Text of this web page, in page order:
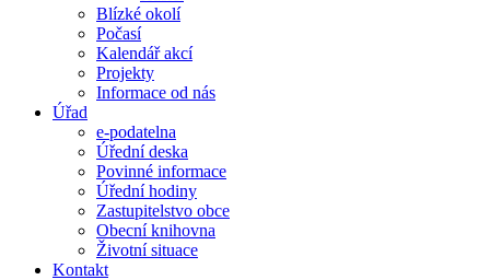
Blízké okolí
Počasí
Kalendář akcí
Projekty
Informace od nás
Úřad
e-podatelna
Úřední deska
Povinné informace
Úřední hodiny
Zastupitelstvo obce
Obecní knihovna
Životní situace
Kontakt